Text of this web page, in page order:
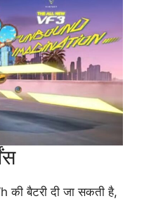
बैटरी दी जा सकती है,